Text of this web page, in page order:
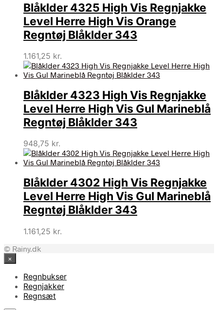
Blåklder 4325 High Vis Regnjakke
Level Herre High Vis Orange
Regntøj Blåklder 343
1.161,25 kr.
Blåklder 4323 High Vis Regnjakke
Level Herre High Vis Gul Marineblå
Regntøj Blåklder 343
948,75 kr.
Blåklder 4302 High Vis Regnjakke
Level Herre High Vis Gul Marineblå
Regntøj Blåklder 343
1.161,25 kr.
© Rainy.dk
×
Regnbukser
Regnjakker
Regnsæt